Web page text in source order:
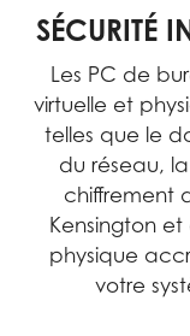
SÉCURITÉ
Les PC de
virtuelle et
telles que le
du réseau,
chiffrement
Kensington
physique
votre